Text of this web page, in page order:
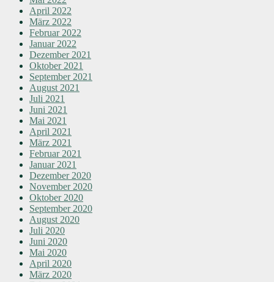
April 2022
März 2022
Februar 2022
Januar 2022
Dezember 2021
Oktober 2021
September 2021
August 2021
Juli 2021
Juni 2021
Mai 2021
April 2021
März 2021
Februar 2021
Januar 2021
Dezember 2020
November 2020
Oktober 2020
September 2020
August 2020
Juli 2020
Juni 2020
Mai 2020
April 2020
März 2020